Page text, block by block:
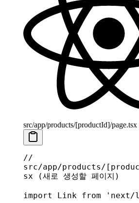
src/app/products/[productId]/page.tsx
//
src/app/products/
sx (새로 생성할 페이지)
import Link from 'next/